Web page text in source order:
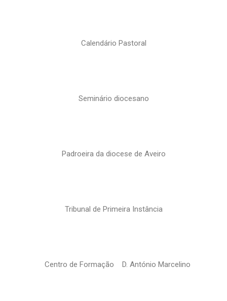
Calendário Pastoral
Seminário diocesano
Padroeira da diocese de Aveiro
Tribunal de Primeira Instância
Centro de Formação D. António Marcelino